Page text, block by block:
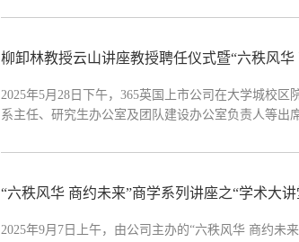
经历，分享了对当前直播电商发展...
柳卸林教授云山讲座教授聘任仪式暨“六秩风
2025年5月28日下午，365英国上市公司在大学城校
系主任、研究生办公室及团队建设办公室负责人等出
究方面成果丰硕，其学术影响力辐射海内外。...
“六秩风华 商约未来”商学系列讲座之“学术大
2025年9月7日上午，由公司主办的“六秩风华 商约未